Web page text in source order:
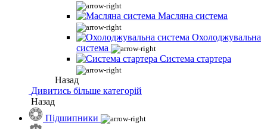
Масляна система
Охолоджувальна
система
Система стартера
Назад
Дивитись більше категорій
Назад
Підшипники